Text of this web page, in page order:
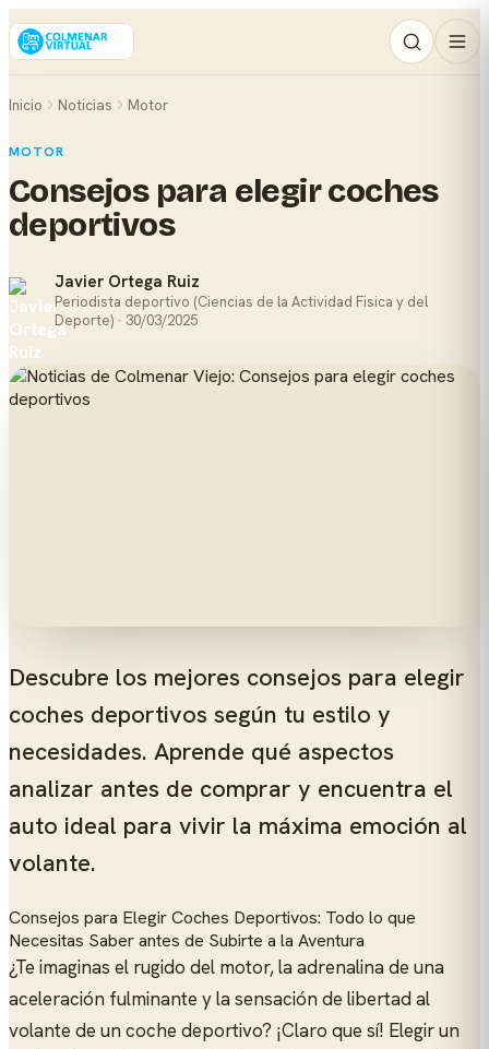
Inicio Noticias Motor
MOTOR
Consejos para elegir coches
deportivos
Javier Ortega Ruiz
Periodista deportivo (Ciencias de la Actividad Fisica y del
Deporte) · 30/03/2025
Descubre los mejores consejos para elegir
coches deportivos según tu estilo y
necesidades. Aprende qué aspectos
analizar antes de comprar y encuentra el
auto ideal para vivir la máxima emoción al
volante.
Consejos para Elegir Coches Deportivos: Todo lo que
Necesitas Saber antes de Subirte a la Aventura
¿Te imaginas el rugido del motor, la adrenalina de una
aceleración fulminante y la sensación de libertad al
volante de un coche deportivo? ¡Claro que sí! Elegir un